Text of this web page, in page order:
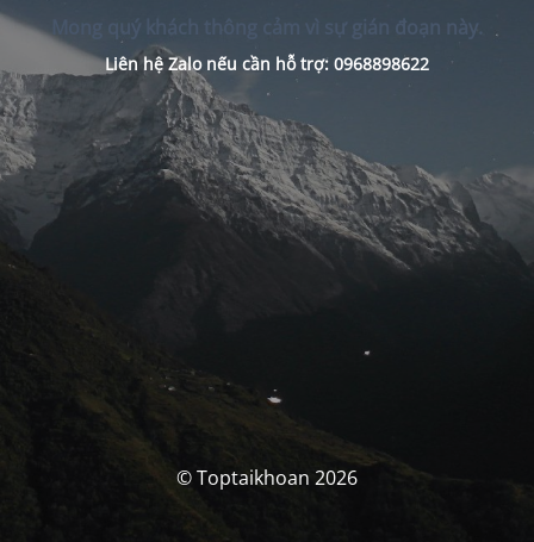
Mong quý khách thông cảm vì sự gián đoạn này.
Liên hệ Zalo nếu cần hỗ trợ: 0968898622
© Toptaikhoan 2026